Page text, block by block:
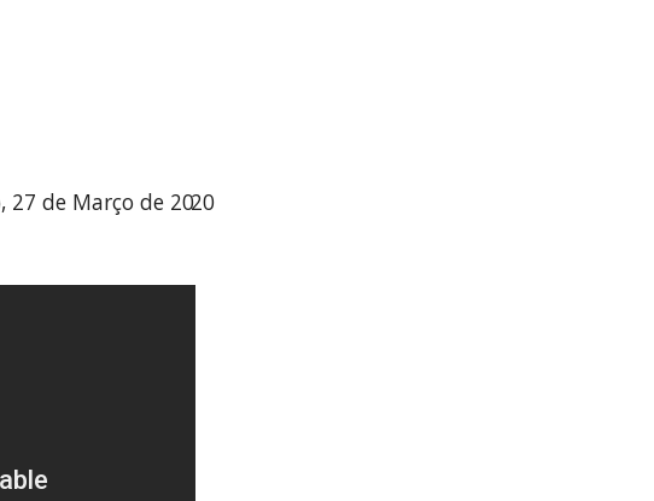
27 de Março de 2020